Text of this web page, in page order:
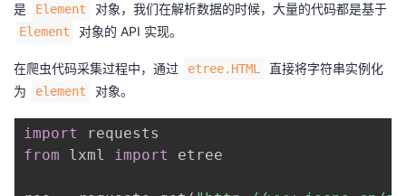
客
论
坛
的
圈
我
的
播
我
活
的
我
的
课
程
我
的
认
我
的
我
的
技
支
我
的
声
是
Element 对象，我们在解析数据的时候，大量的代码都是基于
Element 对象的 API 实现。
在爬虫代码采集过程中，通过 etree.HTML
直接将字符串实例化
为
element 对象。
import
from lxml import etree